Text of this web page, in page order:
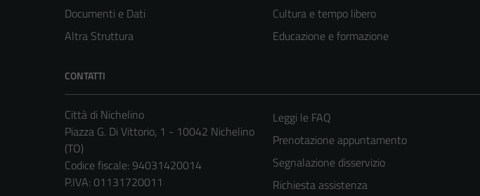
Documenti e Dati
Altra Struttura
Cultura e tempo libero
Educazione e formazione
CONTATTI
Città di Nichelino
Piazza G. Di Vittorio, 1 - 10042 Nichelino
(TO)
Codice fiscale: 94031420014
P.IVA: 01131720011
Leggi le FAQ
Prenotazione appuntamento
Segnalazione disservizio
Richiesta assistenza